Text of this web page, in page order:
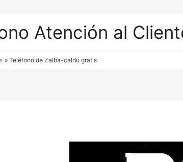
Atención al
Teléfono de Zalba-caldú gratis